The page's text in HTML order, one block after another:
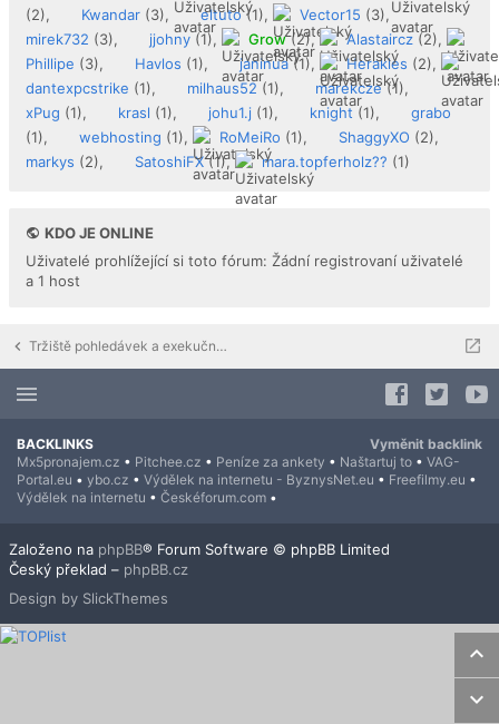
(2),
Kwandar (3), eltuto(1), Vector15 (3),
mirek732 (3), jjohny (1), Grow(2), Alastaircz (2),
Phillipe (3), Havlos (1), janinua(1), Herakles (2),
dantexpcstrike (1), milhaus52 (1), marekcze(1),
xPug (1), krasl (1), johu1.j (1), knight (1),
grabo
(1),
webhosting (1), RoMeiRo (1), ShaggyXO (2),
markys (2), SatoshiFX(1), mara.topferholz?? (1)
KDO JE ONLINE
Uživatelé prohlížející si toto fórum: Žádní registrovaní uživatelé
a 1 host
Tržiště pohledávek a exekučních titulů
BACKLINKS
Vyměnit backlink
Mx5pronajem.cz • Pitchee.cz • Peníze za ankety • Naštartuj to • VAG-
Portal.eu • ybo.cz • Výdělek na internetu - ByznysNet.eu • Freefilmy.eu •
Výdělek na internetu • Českéforum.com •
Založeno na phpBB® Forum Software © phpBB Limited
Český překlad – phpBB.cz
Design by SlickThemes